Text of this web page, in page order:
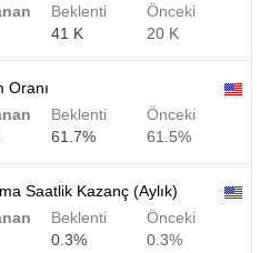
Beklenti
41 K
Önceki
20 K
Oranı
Beklenti
61.7%
Önceki
61.5%
Saatlik Kazanç (Aylık)
Beklenti
0.3%
Önceki
0.3%